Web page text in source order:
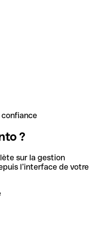
?
sur la gestion
l’interface de votre